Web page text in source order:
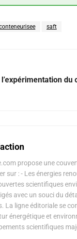
saft
du
propose une
sur : - Les énergies
scientifiques
avec un souci du
La ligne éditoriale se
énergétique et
scientifiques